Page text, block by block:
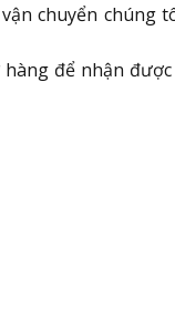
chuyển chúng
hàng để nhận